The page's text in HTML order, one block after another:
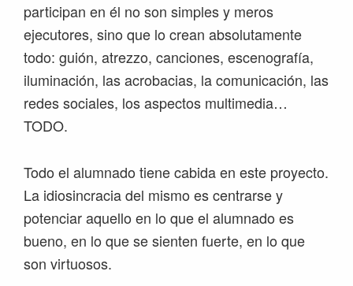
participan en él no son simples y meros
ejecutores, sino que lo crean absolutamente
todo: guión, atrezzo, canciones, escenografía,
iluminación, las acrobacias, la comunicación, las
redes sociales, los aspectos multimedia…
TODO.
Todo el alumnado tiene cabida en este proyecto.
La idiosincracia del mismo es centrarse y
potenciar aquello en lo que el alumnado es
bueno, en lo que se sienten fuerte, en lo que
son virtuosos.